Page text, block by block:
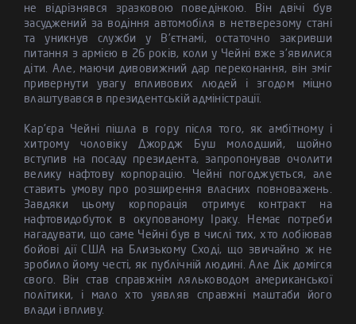
не відрізнявся зразковою поведінкою. Він двічі був
засуджений за водіння автомобіля в нетверезому стані
та уникнув служби у В'єтнамі, остаточно закривши
питання з армією в 26 років, коли у Чейні вже з'явилися
діти. Але, маючи дивовижний дар переконання, він зміг
привернути увагу впливових людей і згодом міцно
влаштувався в президентській адміністрації.
Кар'єра Чейні пішла в гору після того, як амбітному і
хитрому чоловіку Джордж Буш молодший, щойно
вступив на посаду президента, запропонував очолити
велику нафтову корпорацію. Чейні погоджується, але
ставить умову про розширення власних повноважень.
Завдяки цьому корпорація отримує контракт на
нафтовидобуток в окупованому Іраку. Немає потреби
нагадувати, що саме Чейні був в числі тих, хто лобіював
бойові дії США на Близькому Сході, що звичайно ж не
зробило йому честі, як публічній людині. Але Дік домігся
свого. Він став справжнім ляльководом американської
політики, і мало хто уявляв справжні маштаби його
влади і впливу.